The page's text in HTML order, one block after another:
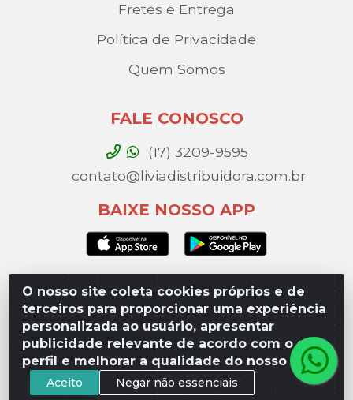
O nosso site coleta cookies próprios e de
terceiros para proporcionar uma experiência
personalizada ao usuário, apresentar
publicidade relevante de acordo com o seu
perfil e melhorar a qualidade do nosso site.
Aceito Negar não essenciais
Fretes e Entrega
Política de Privacidade
Quem Somos
FALE CONOSCO
(17) 3209-9595
contato@liviadistribuidora.com.br
BAIXE NOSSO APP
Lívia Distribuidora - Av. Percy Gandini, 329 – Vila
Toninho, São José do Rio Preto / SP - CEP 15077-
000 - CNPJ 49.975.923/0003-10